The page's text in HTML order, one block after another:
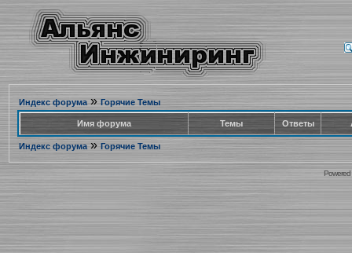
Индекс форума» Горячие Темы
Имя форума Темы Ответы
Индекс форума» Горячие Темы